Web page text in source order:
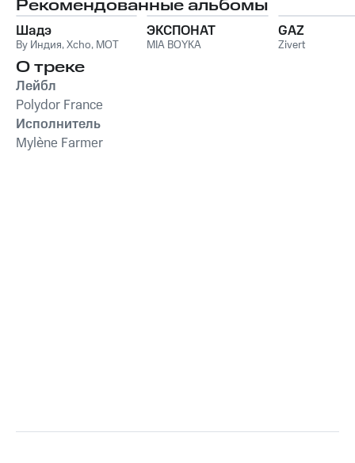
Рекомендованные альбомы
Шадэ
By Индия,Xcho, MOT
ЭКСПОНАТ
MIA BOYKA
GAZ
Zivert
О треке
Лейбл
Polydor France
Исполнитель
Mylène Farmer